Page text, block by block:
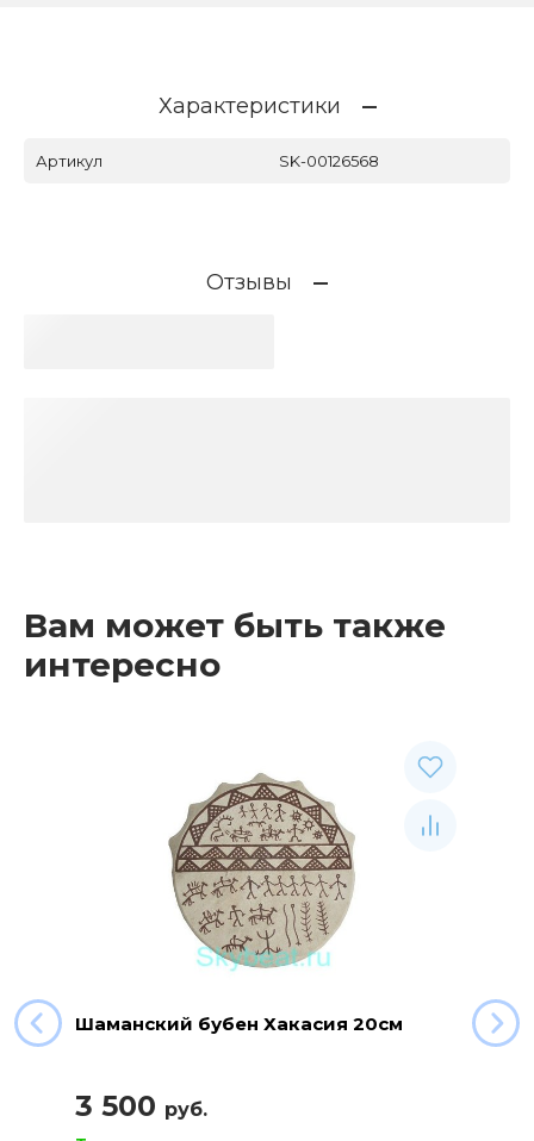
Характеристики
Артикул SK-00126568
Отзывы
Вам может быть также
интересно
Шаманский бубен Хакасия 20см
3 500 руб.